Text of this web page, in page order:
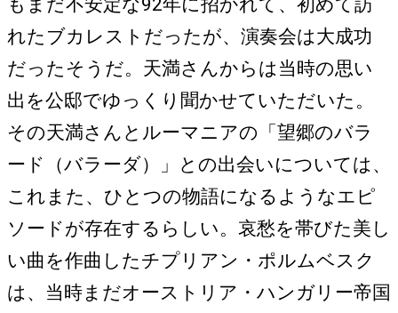
もまだ不安定な92年に招かれて、初めて訪
れたブカレストだったが、演奏会は大成功
だったそうだ。天満さんからは当時の思い
出を公邸でゆっくり聞かせていただいた。
その天満さんとルーマニアの「望郷のバラ
ード（バラーダ）」との出会いについては、
これまた、ひとつの物語になるようなエピ
ソードが存在するらしい。哀愁を帯びた美し
い曲を作曲したチプリアン・ポルムベスク
は、当時まだオーストリア・ハンガリー帝国